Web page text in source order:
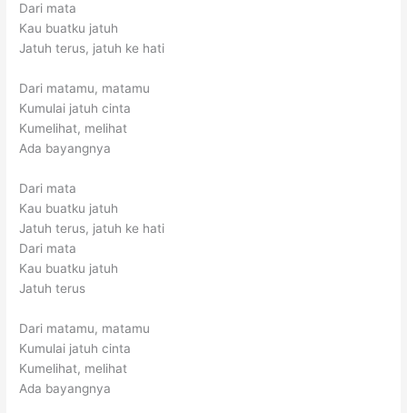
Dari mata
Kau buatku jatuh
Jatuh terus, jatuh ke hati
Dari matamu, matamu
Kumulai jatuh cinta
Kumelihat, melihat
Ada bayangnya
Dari mata
Kau buatku jatuh
Jatuh terus, jatuh ke hati
Dari mata
Kau buatku jatuh
Jatuh terus
Dari matamu, matamu
Kumulai jatuh cinta
Kumelihat, melihat
Ada bayangnya